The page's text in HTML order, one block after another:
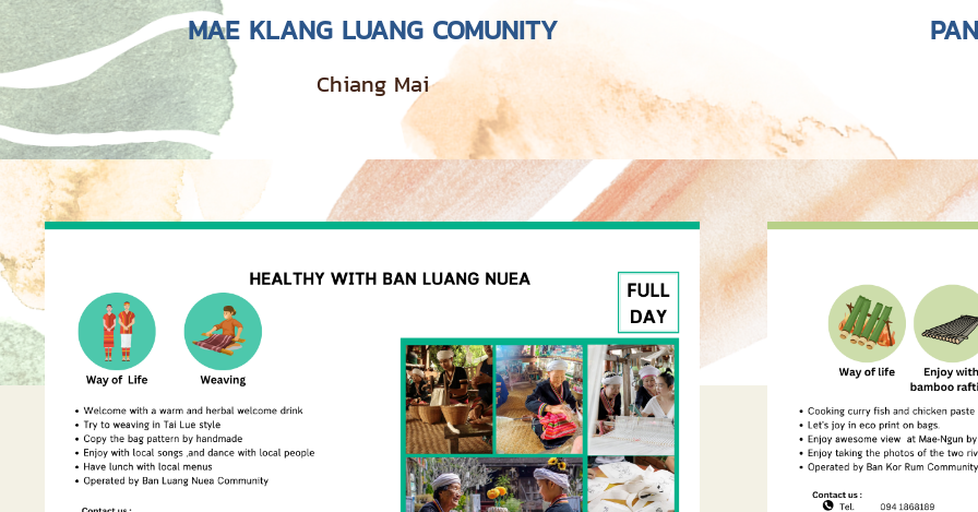
MAE KLANG LUANG COMUNITY
Chiang Mai